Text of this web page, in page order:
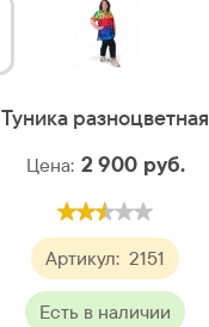
Туника разноцветная
Артикул: 2151
Есть в наличии
Цена: 2 900 руб.